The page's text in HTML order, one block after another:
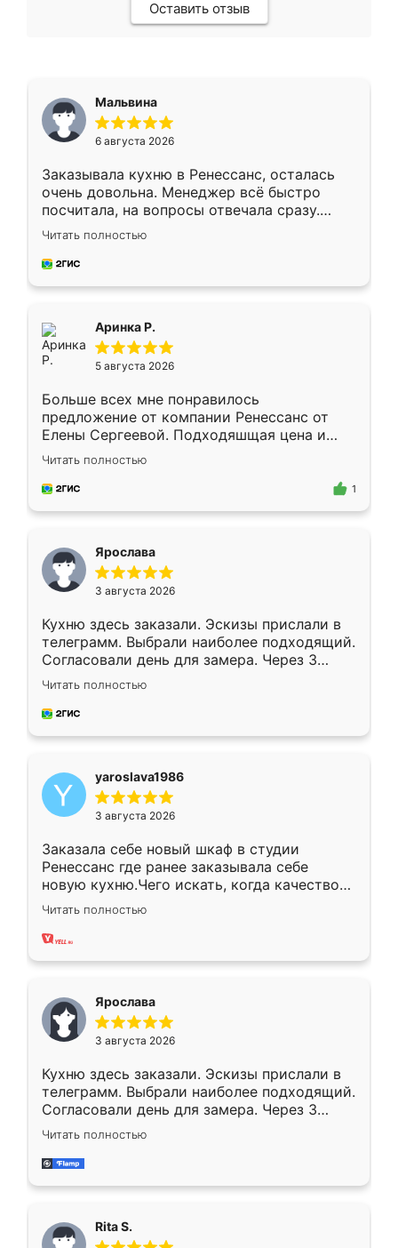
Оставить отзыв
Мальвина
6 августа 2026
Заказывала кухню в Ренессанс, осталась
очень довольна. Менеджер всё быстро
посчитала, на вопросы отвечала сразу.
Замерщик приехал в субботу, подошёл к
делу со всей ответственностью. Собрали
за день, ребята работали аккуратно, даже
Читать полностью
Аринка Р.
5 августа 2026
Больше всех мне понравилось
предложение от компании Ренессанс от
Елены Сергеевой. Подходяшщая цена и
короткие сроки изготовления. Приехавший
для замера сотрудник Владислав
предложил по моему эскизу самый
Читать полностью
1
Ярослава
3 августа 2026
Кухню здесь заказали. Эскизы прислали в
телеграмм. Выбрали наиболее подходящий.
Согласовали день для замера. Через 3
недели кухня была уже готова. Остались
довольны работой. Спасибо Ренессанс
мебель за качественную работу!
Читать полностью
yaroslava1986
3 августа 2026
Заказала себе новый шкаф в студии
Ренессанс где ранее заказывала себе
новую кухню.Чего искать, когда качеством
вполне довольна. Служит кухня уже почти
два года, нареканий нет.
Читать полностью
Ярослава
3 августа 2026
Кухню здесь заказали. Эскизы прислали в
телеграмм. Выбрали наиболее подходящий.
Согласовали день для замера. Через 3
недели кухня была уже готова. Остались
довольны работой. Спасибо Ренессанс
мебель за качественную работу!
Читать полностью
Rita S.